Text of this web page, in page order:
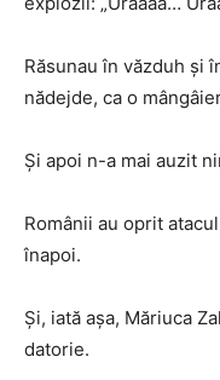
Răsunau în văzduh şi
nădejde, ca o
Şi apoi n-a mai auzit
Românii au oprit
înapoi.
Şi, iată aşa, Măriuca
datorie.